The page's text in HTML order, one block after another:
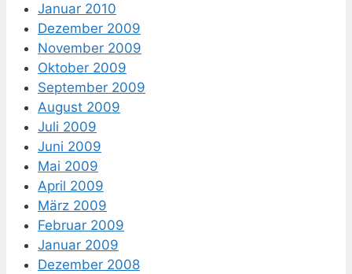
Januar 2010
Dezember 2009
November 2009
Oktober 2009
September 2009
August 2009
Juli 2009
Juni 2009
Mai 2009
April 2009
März 2009
Februar 2009
Januar 2009
Dezember 2008